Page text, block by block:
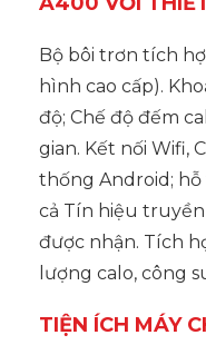
Bộ bôi trơn tích
hình cao cấp).
độ; Chế độ đếm
gian. Kết nối Wifi,
thống Android;
cả Tín hiệu
được nhận. Tích
lượng calo, công
TIỆN ÍCH MÁY